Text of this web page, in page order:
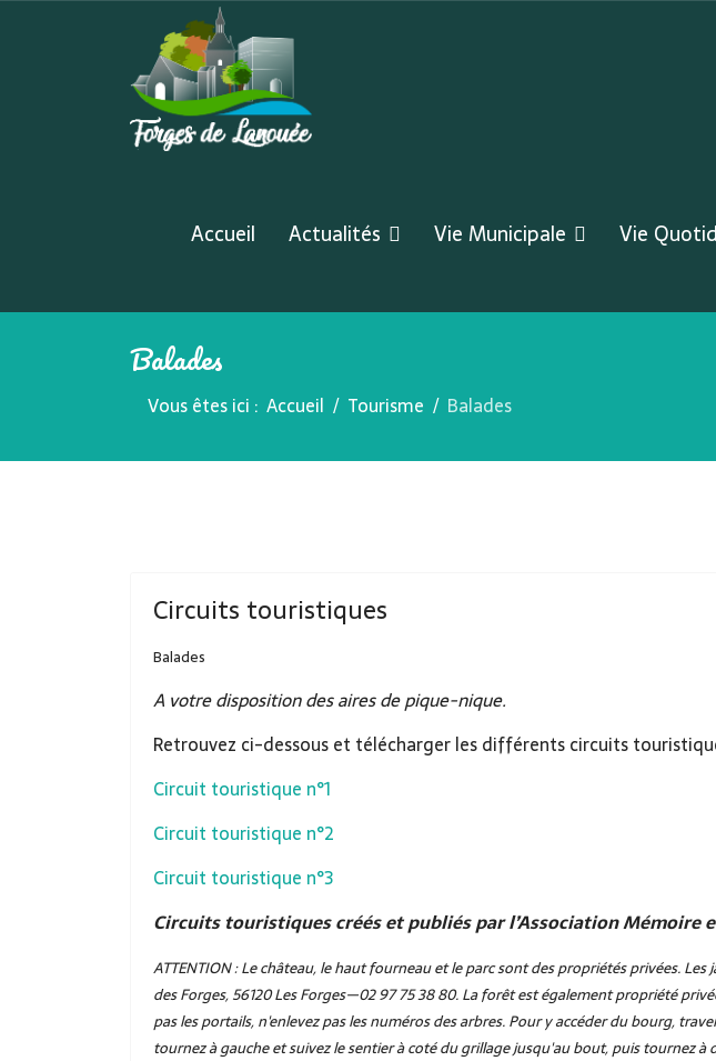
Accueil Actualités Vie Municipale Vie
Balades
Vous êtes ici : Accueil Tourisme Balades
Circuits touristiques
Balades
A votre disposition des aires de pique-nique.
Retrouvez ci-dessous et télécharger les différents circuits
Circuit touristique n°1
Circuit touristique n°2
Circuit touristique n°3
Circuits touristiques créés et publiés par l’Association Mémoire
ATTENTION : Le château, le haut fourneau et le parc sont des propriétés privées.
des Forges, 56120 Les Forges—02 97 75 38 80. La forêt est également propriété
pas les portails, n'enlevez pas les numéros des arbres. Pour y accéder du bourg,
tournez à gauche et suivez le sentier à coté du grillage jusqu'au bout, puis tournez